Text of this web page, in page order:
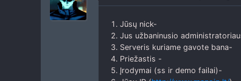
1. Jūsų nick-
2. Jus užbaninusio
3. Serveris kuriame gavote bana-
4. Priežastis -
5. Įrodymai (ss ir demo failai)-